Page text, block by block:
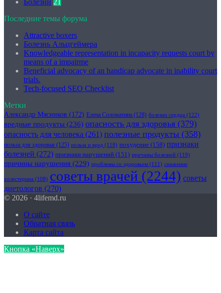
Болезни 21
Последние темы форума
Attractive boxers
Болезнь Альцгеймера
Knowledgeable representation in incapacity requests court by
means of a impairme
Beneficial advocacy of an handicap advocate in inability court
trials.
Tech-focused SEO Checklist
Метки
Александр Мясников (172) Елена Соломатина (128) болезни сердца (122)
вредные продукты (236) опасность для здоровья (379)
опасность для человека (261) полезные продукты (358)
польза для здоровья (125) польза и вред (118) похудение (158) признаки
болезней (272) признаки нарушений (151) причины болезней (119)
причины нарушения (229) проблемы со здоровьем (111) снижение
холестерина (108) советы врачей (2244) советы
диетологов (270)
© 2026 · 4lifemd.ru
О сайте
Обратная связь
Карта сайта
Кнопка «Наверх»